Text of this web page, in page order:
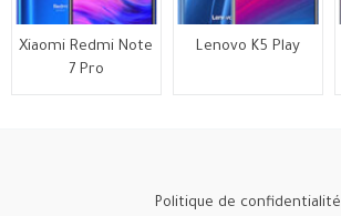
Xiaomi Redmi Note
7 Pro
Lenovo K5 Play
Politique de confidentialité